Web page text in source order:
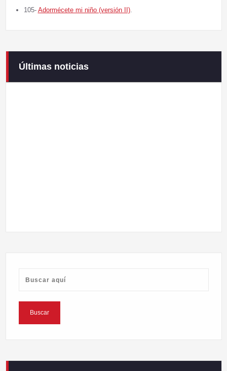
105- Adormécete mi niño (versión II).
Últimas noticias
Campaneirus 2026